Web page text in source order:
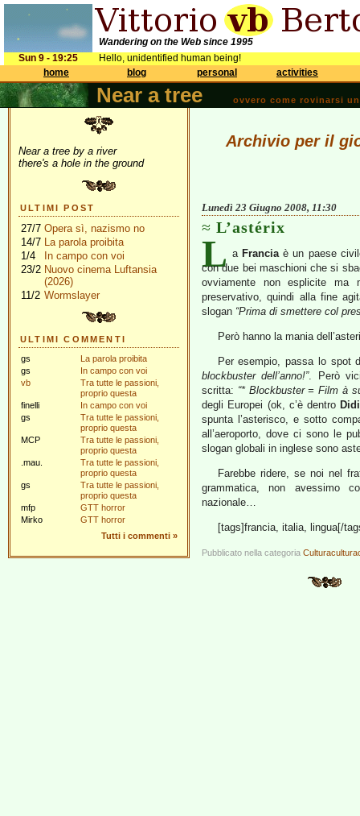
Wandering on the Web since 1995
Sun 9 - 19:25
Hello, unidentified human being!
home
blog personal activities
Near a tree ovvero come rovinarsi
Near a tree by a river
there's a hole in the ground
ULTIMI POST
27/7 Opera sì, nazismo no
14/7 La parola proibita
1/4
In campo con voi
23/2 Nuovo cinema Luftansia
(2026)
11/2 Wormslayer
ULTIMI COMMENTI
gs
La parola proibita
gs
In campo con voi
vb
Tra tutte le passioni,
proprio questa
finelli
In campo con voi
gs
Tra tutte le passioni,
proprio questa
MCP
Tra tutte le passioni,
proprio questa
.mau.
Tra tutte le passioni,
proprio questa
gs
Tra tutte le passioni,
proprio questa
mfp
GTT horror
Mirko
GTT horror
Tutti i commenti »
Archivio per il
Lunedì 23 Giugno 2008, 11:30
L’astérix
L a Franciaè un paese
con due bei maschioni che si
ovviamente non esplicite ma
preservativo, quindi alla fine
slogan “Prima di smettere col
Però hanno la mania
Per esempio, passa lo spot
blockbuster dell’anno!”. Però
scritta: “* Blockbuster = Film à
degli Europei (ok, c’è dentro
spunta l’asterisco, e sotto
all’aeroporto, dove ci sono le
slogan globali in inglese sono
Farebbe ridere, se noi nel
grammatica, non avessimo
nazionale…
[tags]francia, italia, lingua[/
Pubblicato nella categoria